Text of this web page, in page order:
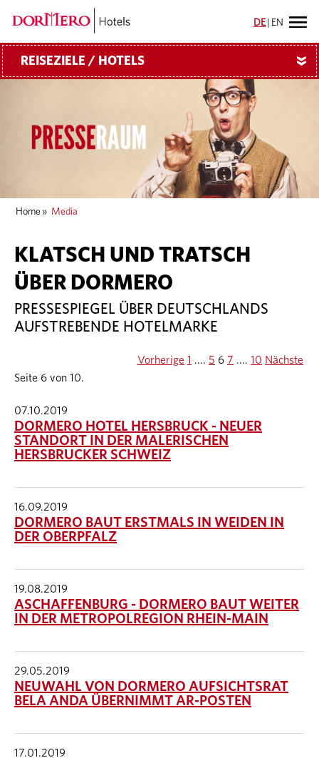
DE EN
REISEZIELE / HOTELS »
Home » Media
KLATSCH UND TRATSCH
ÜBER DORMERO
PRESSESPIEGEL ÜBER DEUTSCHLANDS
AUFSTREBENDE HOTELMARKE
Seite 6 von 10.
Vorherige 1 .... 5 6 7 .... 10 Nächste
07.10.2019
DORMERO HOTEL HERSBRUCK - NEUER
STANDORT IN DER MALERISCHEN
HERSBRUCKER SCHWEIZ
16.09.2019
DORMERO BAUT ERSTMALS IN WEIDEN IN
DER OBERPFALZ
19.08.2019
ASCHAFFENBURG - DORMERO BAUT WEITER
IN DER METROPOLREGION RHEIN-MAIN
29.05.2019
NEUWAHL VON DORMERO AUFSICHTSRAT
BELA ANDA ÜBERNIMMT AR-POSTEN
17.01.2019